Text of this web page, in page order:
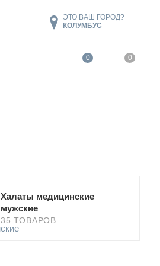
ЭТО ВАШ ГОРОД?
КОЛУМБУС
0 0
Халаты медицинские
мужские
35 ТОВАРОВ